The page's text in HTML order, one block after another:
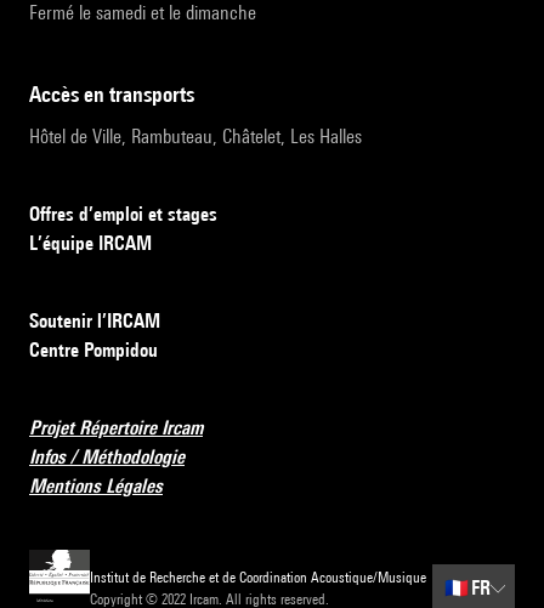
Fermé le samedi et le dimanche
accès en transports
Hôtel de Ville, Rambuteau, Châtelet, Les Halles
Offres d’emploi et stages
L’équipe IRCAM
Soutenir l’IRCAM
Centre Pompidou
Projet Répertoire Ircam
Infos / Méthodologie
Mentions Légales
Institut de Recherche et de Coordination Acoustique/Musique
Copyright © 2022 Ircam. All rights reserved.
🇫🇷 FR